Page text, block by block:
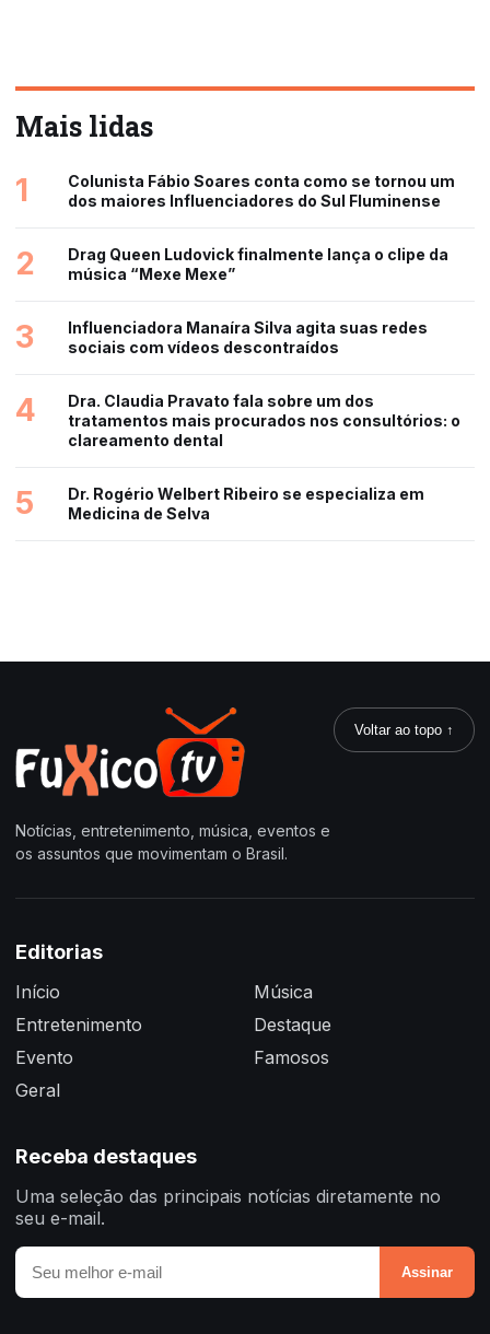
Mais lidas
1
Colunista Fábio Soares conta como se tornou um
dos maiores Influenciadores do Sul Fluminense
2
Drag Queen Ludovick finalmente lança o clipe da
música “Mexe Mexe”
3
Influenciadora Manaíra Silva agita suas redes
sociais com vídeos descontraídos
4
Dra. Claudia Pravato fala sobre um dos
tratamentos mais procurados nos consultórios: o
clareamento dental
5
Dr. Rogério Welbert Ribeiro se especializa em
Medicina de Selva
Notícias, entretenimento, música, eventos e
os assuntos que movimentam o Brasil.
Voltar ao topo ↑
Editorias
Início
Entretenimento
Evento
Geral
Música
Destaque
Famosos
Receba destaques
Uma seleção das principais notícias diretamente no
seu e-mail.
Assinar